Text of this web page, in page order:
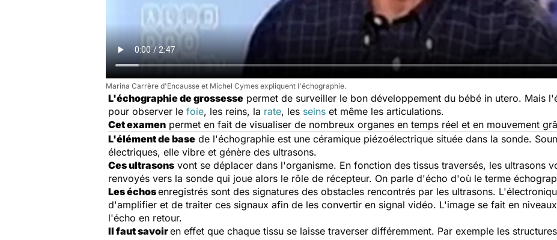
Marina Carrère d'Encausse et Michel Cymes expliquent l'échographie.
L'échographie de grossesse permet de surveiller le bon développement du bébé in utero. Mais
pour observer le foie, les reins, la rate, les seins et même les articulations.
Cet examen permet en fait de visualiser de nombreux organes en temps réel et en mouvement
L'élément de base de l'échographie est une céramique piézoélectrique située dans la sonde.
électriques, elle vibre et génère des ultrasons.
Ces ultrasons vont se déplacer dans l'organisme. En fonction des tissus traversés, les ultrasons
renvoyés vers la sonde qui joue alors le rôle de récepteur. On parle d'écho d'où le terme
Les échosenregistrés sont des signatures des obstacles rencontrés par les ultrasons.
d'amplifier et de traiter ces signaux afin de les convertir en signal vidéo. L'image se fait en
l'écho en retour.
Il faut savoiren effet que chaque tissu se laisse traverser différemment. Par exemple les